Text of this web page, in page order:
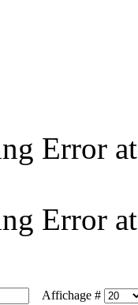
Error
Error
Affichage #